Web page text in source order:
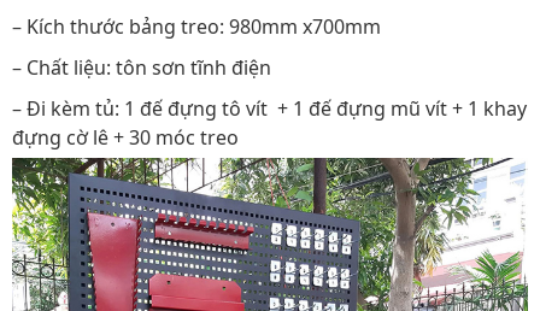
– Kích thước bảng treo: 980mm x700mm
– Chất liệu: tôn sơn tĩnh điện
– Đi kèm tủ: 1 đế đựng tô vít + 1 đế đựng mũ vít + 1 khay
đựng cờ lê + 30 móc treo